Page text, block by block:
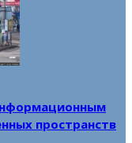
пространств